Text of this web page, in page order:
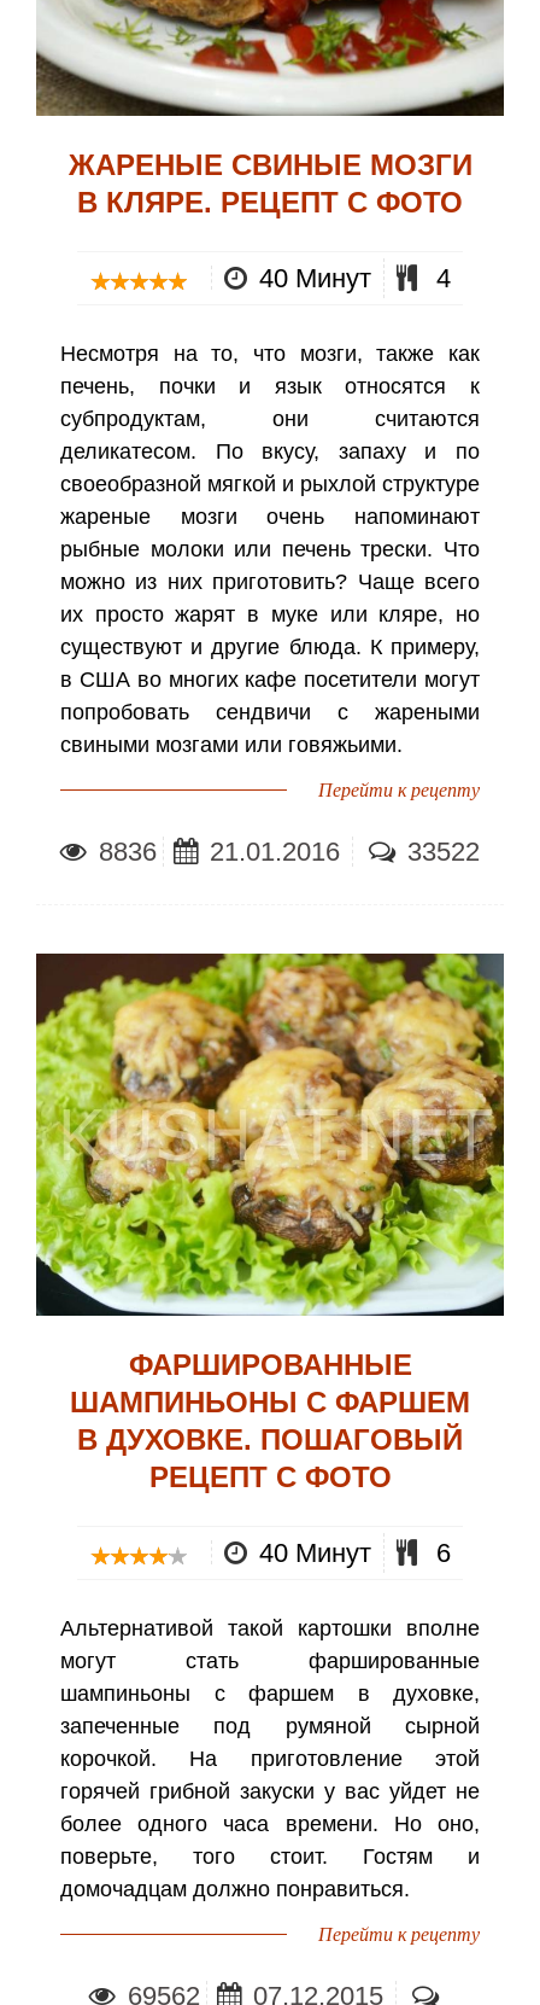
ЖАРЕНЫЕ СВИНЫЕ МОЗГИ
В КЛЯРЕ. РЕЦЕПТ С ФОТО
40 Минут 4
Несмотря на то, что мозги, также как
печень, почки и язык относятся к
субпродуктам, они считаются
деликатесом. По вкусу, запаху и по
своеобразной мягкой и рыхлой структуре
жареные мозги очень напоминают
рыбные молоки или печень трески. Что
можно из них приготовить? Чаще всего
их просто жарят в муке или кляре, но
существуют и другие блюда. К примеру,
в США во многих кафе посетители могут
попробовать сендвичи с жареными
свиными мозгами или говяжьими.
Перейти к рецепту
8836 21.01.2016 33522
ФАРШИРОВАННЫЕ
ШАМПИНЬОНЫ С ФАРШЕМ
В ДУХОВКЕ. ПОШАГОВЫЙ
РЕЦЕПТ С ФОТО
40 Минут 6
Альтернативой такой картошки вполне
могут стать фаршированные
шампиньоны с фаршем в духовке,
запеченные под румяной сырной
корочкой. На приготовление этой
горячей грибной закуски у вас уйдет не
более одного часа времени. Но оно,
поверьте, того стоит. Гостям и
домочадцам должно понравиться.
Перейти к рецепту
69562
07.12.2015